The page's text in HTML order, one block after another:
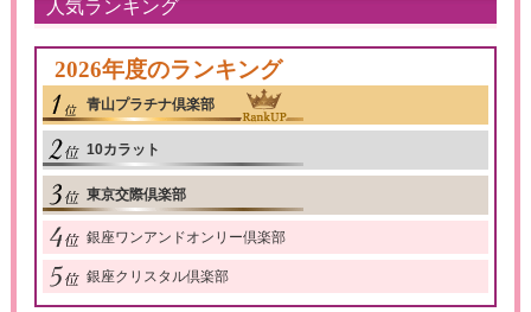
人気ランキング
2026年度のランキング
青山プラチナ倶楽部
10カラット
東京交際倶楽部
銀座ワンアンドオンリー倶楽部
銀座クリスタル倶楽部